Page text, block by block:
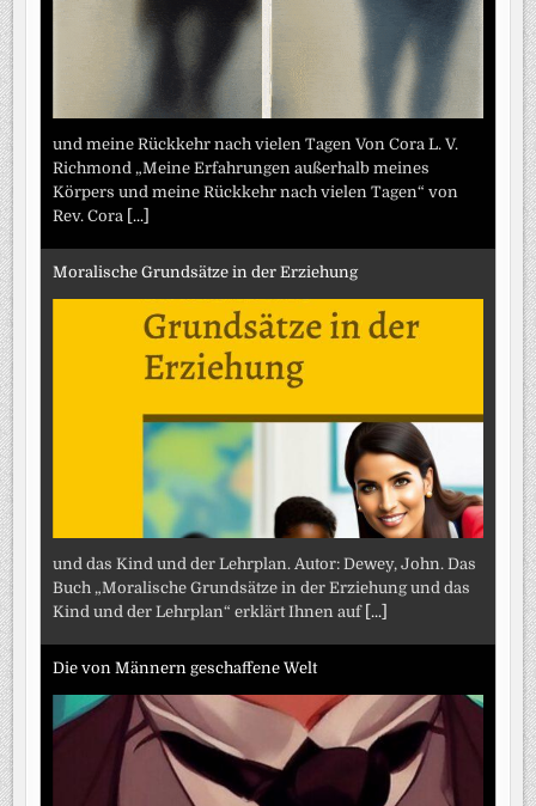
und meine Rückkehr nach vielen Tagen Von Cora L. V.
Richmond „Meine Erfahrungen außerhalb meines
Körpers und meine Rückkehr nach vielen Tagen“ von
Rev. Cora [...]
Moralische Grundsätze in der Erziehung
und das Kind und der Lehrplan. Autor: Dewey, John. Das
Buch „Moralische Grundsätze in der Erziehung und das
Kind und der Lehrplan“ erklärt Ihnen auf [...]
Die von Männern geschaffene Welt